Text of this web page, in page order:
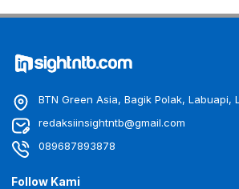
BTN Green Asia, Bagik Polak, Labuapi,
redaksiinsightntb@gmail.com
089687893878
Follow Kami